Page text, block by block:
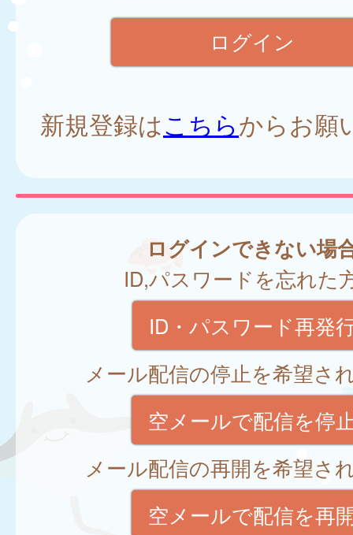
新規登録はこちらからお願
ログインできない場
ID,パスワードを忘れた
ID・パスワード再発
メール配信の停止を希望さ
空メールで配信を停
メール配信の再開を希望さ
空メールで配信を再